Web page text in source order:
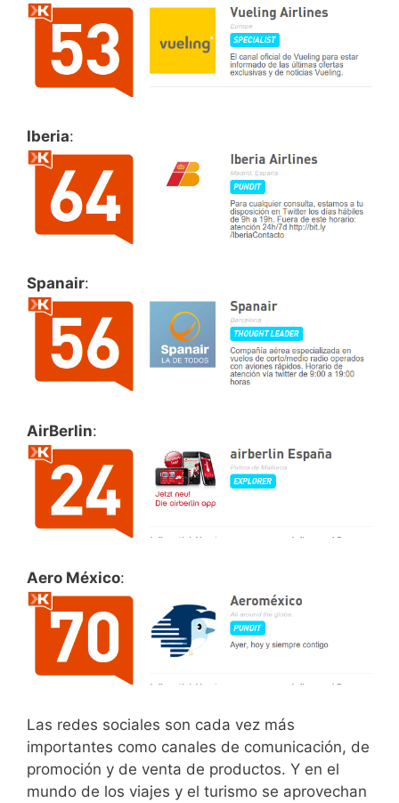
Iberia:
Spanair:
AirBerlin:
Aero México:
Las redes sociales son cada vez más
importantes como canales de comunicación, de
promoción y de venta de productos. Y en el
mundo de los viajes y el turismo se aprovechan